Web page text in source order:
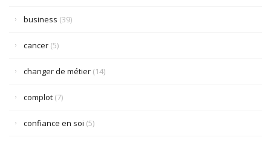
business (39)
cancer (5)
changer de métier (14)
complot (7)
confiance en soi (5)